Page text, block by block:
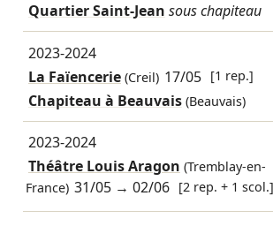
Quartier Saint-Jean sous chapiteau
2023-2024
La Faïencerie(Creil) 17/05 [1 rep.]
Chapiteau à Beauvais (Beauvais)
2023-2024
Théâtre Louis Aragon (Tremblay-en-
France) 31/05 →02/06 [2 rep. + 1 scol.]